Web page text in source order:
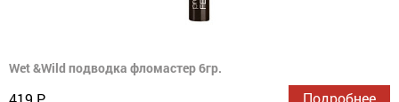
Wet &Wild подводка фломастер 6гр.